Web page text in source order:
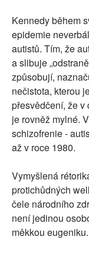
Kennedy během
epidemie
autistů. Tím, že
a slibuje
způsobují,
nečistota, kterou
přesvědčení, že v
je rovněž mylné.
schizofrenie -
až v roce 1980.
Vymyšlená
protichůdných
čele národního
není jedinou
měkkou eugeniku.